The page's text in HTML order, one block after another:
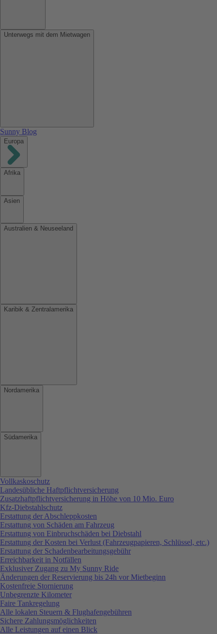
Unterwegs mit dem Mietwagen
Sunny Blog
Europa
Afrika
Asien
Australien & Neuseeland
Karibik & Zentralamerika
Nordamerika
Südamerika
Vollkaskoschutz
Landesübliche Haftpflichtversicherung
Zusatzhaftpflichtversicherung in Höhe von 10 Mio. Euro
Kfz-Diebstahlschutz
Erstattung der Abschleppkosten
Erstattung von Schäden am Fahrzeug
Erstattung von Einbruchschäden bei Diebstahl
Erstattung der Kosten bei Verlust (Fahrzeugpapieren, Schlüssel, etc.)
Erstattung der Schadenbearbeitungsgebühr
Erreichbarkeit in Notfällen
Exklusiver Zugang zu My Sunny Ride
Änderungen der Reservierung bis 24h vor Mietbeginn
Kostenfreie Stornierung
Unbegrenzte Kilometer
Faire Tankregelung
Alle lokalen Steuern & Flughafengebühren
Sichere Zahlungsmöglichkeiten
Alle Leistungen auf einen Blick